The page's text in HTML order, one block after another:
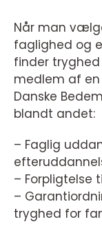
Når man
faglighed og
finder
medlem af
Danske
blandt andet:
– Faglig
– Forpligtelse
–
tryghed for